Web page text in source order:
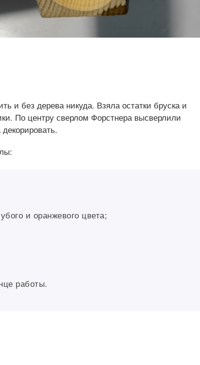
и без дерева никуда. Взяла остатки бруска и
По центру сверлом Форстнера высверлили
и оранжевого цвета;
работы.